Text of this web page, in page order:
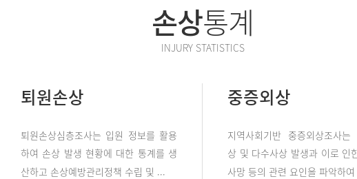
손상통계
INJURY STATISTICS
퇴원손상
퇴원손상심층조사는 입원 정보를 활용
하여 손상 발생 현황에 대한 통계를 생
산하고 손상예방관리정책 수립 및 ...
중증외상
지역사회기반 중증외상조사는
상 및 다수사상 발생과 이로 인
사망 등의 관련 요인을 파악하